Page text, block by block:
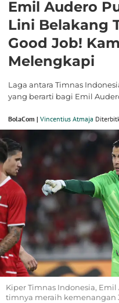
Emil Audero
Lini Belakang
Good Job!
Melengkapi
Laga antara Timnas
yang berarti bagi Emil
BolaCom | Vincentius Atmaja
Kiper Timnas Indonesia,
timnya meraih kemenangan